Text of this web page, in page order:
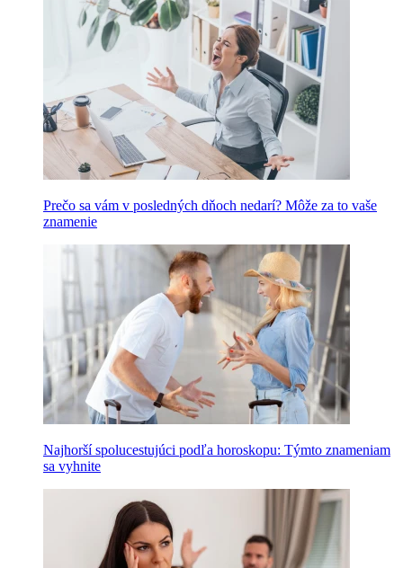
Prečo sa vám v posledných dňoch nedarí? Môže za to vaše
znamenie
Najhorší spolucestujúci podľa horoskopu: Týmto znameniam
sa vyhnite